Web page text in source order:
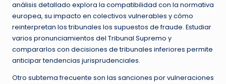
análisis detallado explora la compatibilidad con la normativa
europea, su impacto en colectivos vulnerables y cómo
reinterpretan los tribunales los supuestos de fraude. Estudiar
varios pronunciamientos del Tribunal Supremo y
compararlos con decisiones de tribunales inferiores permite
anticipar tendencias jurisprudenciales.
Otro subtema frecuente son las sanciones por vulneraciones